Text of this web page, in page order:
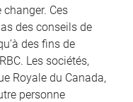
Ces
des conseils de
des fins de
Les sociétés,
Royale du Canada,
personne